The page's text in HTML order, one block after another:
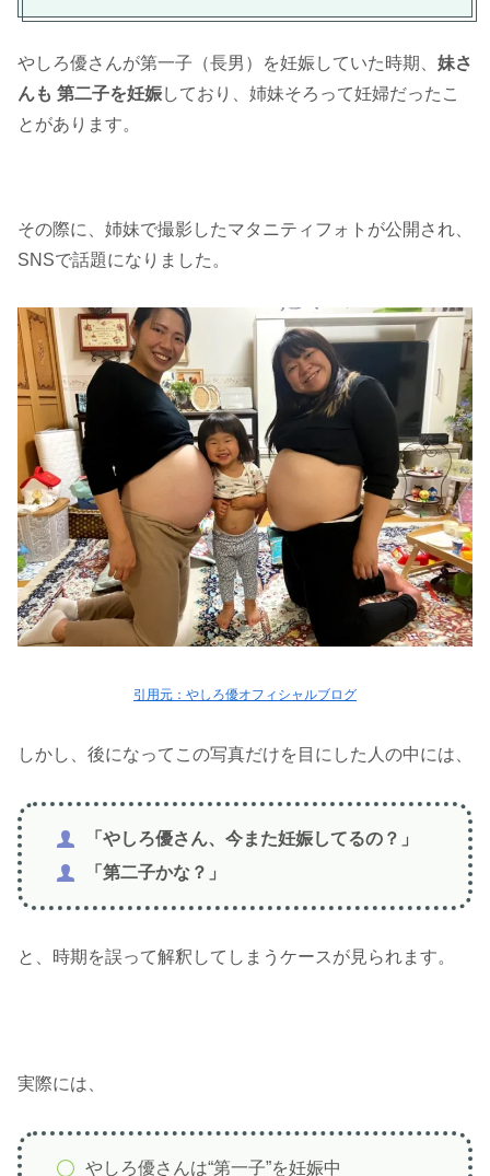
やしろ優さんが第一子（長男）を妊娠していた時期、 妹さ
んも 第二子を妊娠しており、姉妹そろって妊婦だったこ
とがあります。
その際に、姉妹で撮影したマタニティフォトが公開され、
SNSで話題になりました。
引用元：やしろ優オフィシャルブログ
しかし、後になってこの写真だけを目にした人の中には、
「やしろ優さん、今また妊娠してるの？」
「第二子かな？」
と、時期を誤って解釈してしまうケースが見られます。
実際には、
やしろ優さんは“第一子”を妊娠中